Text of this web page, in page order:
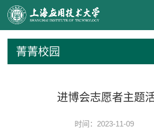
菁菁校园
进博会志愿者主题
时间：2023-11-09